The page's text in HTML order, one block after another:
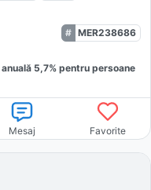
MER238686
anuală 5,7% pentru persoane
Mesaj Favorite